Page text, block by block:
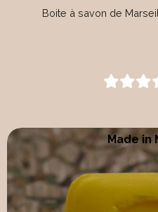
Boite à savon de
Made in